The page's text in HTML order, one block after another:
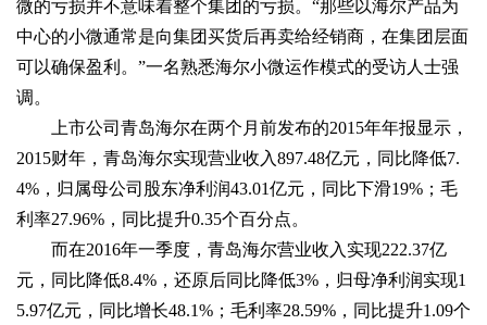
微的亏损并不意味着整个集团的亏损。“那些以海尔产品为
中心的小微通常是向集团买货后再卖给经销商，在集团层面
可以确保盈利。”一名熟悉海尔小微运作模式的受访人士强
调。
上市公司青岛海尔在两个月前发布的2015年年报显示，
2015财年，青岛海尔实现营业收入897.48亿元，同比降低7.
4%，归属母公司股东净利润43.01亿元，同比下滑19%；毛
利率27.96%，同比提升0.35个百分点。
而在2016年一季度，青岛海尔营业收入实现222.37亿
元，同比降低8.4%，还原后同比降低3%，归母净利润实现1
5.97亿元，同比增长48.1%；毛利率28.59%，同比提升1.09个